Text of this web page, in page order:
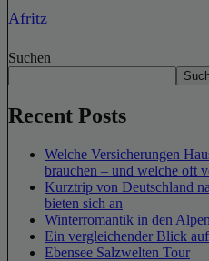
Afritz
Suchen
Recent Posts
Welche Versicherungen
brauchen – und welche oft
Kurztrip von Deutschland
bieten sich an
Winterromantik in den Alpen
Ein vergleichender Blick
Ebensee Salzwelten Tour